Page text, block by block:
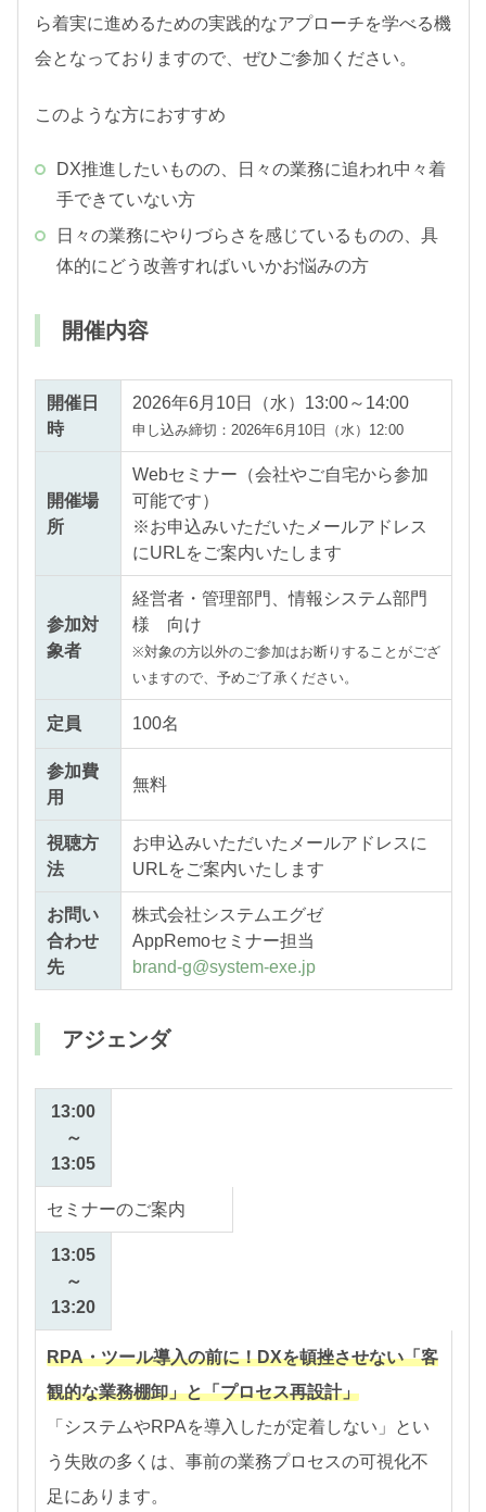
ら着実に進めるための実践的なアプローチを学べる機
会となっておりますので、ぜひご参加ください。
このような方におすすめ
DX推進したいものの、日々の業務に追われ中々着
手できていない方
日々の業務にやりづらさを感じているものの、具
体的にどう改善すればいいかお悩みの方
開催内容
開催日
時
2026年6月10日（水）13:00～14:00
申し込み締切：2026年6月10日（水）12:00
開催場
所
Webセミナー（会社やご自宅から参加
可能です）
※お申込みいただいたメールアドレス
にURLをご案内いたします
参加対
象者
経営者・管理部門、情報システム部門
様 向け
※対象の方以外のご参加はお断りすることがござ
いますので、予めご了承ください。
定員 100名
参加費
用
無料
視聴方
法
お申込みいただいたメールアドレスに
URLをご案内いたします
お問い
合わせ
先
株式会社システムエグゼ
AppRemoセミナー担当
brand-g@system-exe.jp
アジェンダ
13:00
～
13:05
セミナーのご案内
13:05
～
13:20
RPA・ツール導入の前に！DXを頓挫させない「客
観的な業務棚卸」と「プロセス再設計」
「システムやRPAを導入したが定着しない」とい
う失敗の多くは、事前の業務プロセスの可視化不
足にあります。